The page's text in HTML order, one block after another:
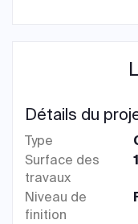
Détails du
Type
Surface des
travaux
Niveau de
finition